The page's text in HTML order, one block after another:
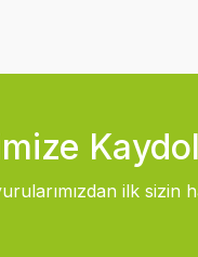
ilk sizin